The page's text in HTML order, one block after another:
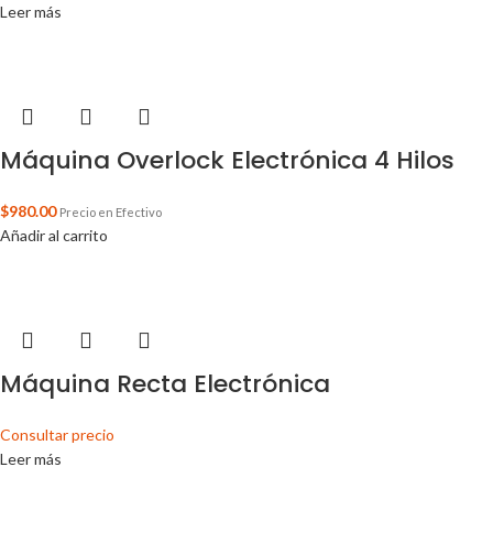
Leer más
Máquina Overlock Electrónica 4 Hilos
$980.00 Precio en Efectivo
Añadir al carrito
Máquina Recta Electrónica
Consultar precio
Leer más